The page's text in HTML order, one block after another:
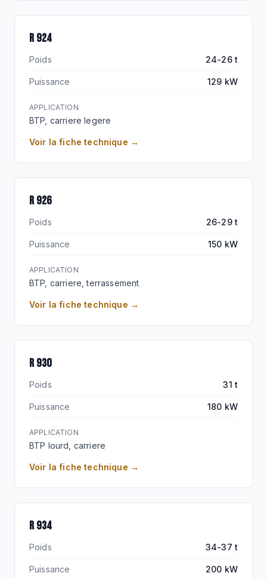
R 924
Poids 24-26 t
Puissance 129 kW
APPLICATION
BTP, carriere legere
Voir la fiche technique →
R 926
Poids 26-29 t
Puissance 150 kW
APPLICATION
BTP, carriere, terrassement
Voir la fiche technique →
R 930
Poids 31 t
Puissance 180 kW
APPLICATION
BTP lourd, carriere
Voir la fiche technique →
R 934
Poids 34-37 t
Puissance 200 kW